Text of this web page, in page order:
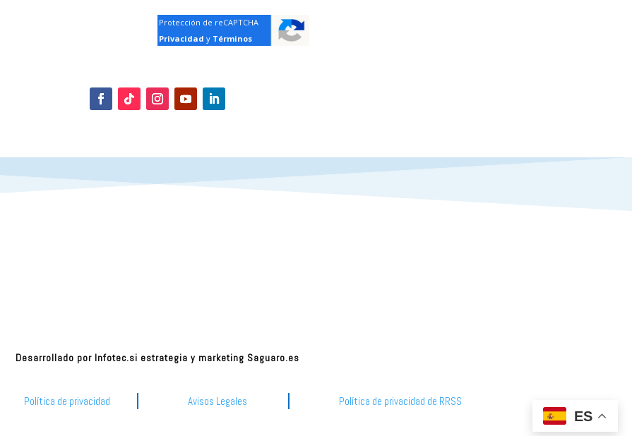
Protección de reCAPTCHA
Privacidad y Términos
Desarrollado por Infotec.si estrategia y marketing Saguaro.es
Política de privacidad Avisos Legales Política de privacidad de RRSS
ES